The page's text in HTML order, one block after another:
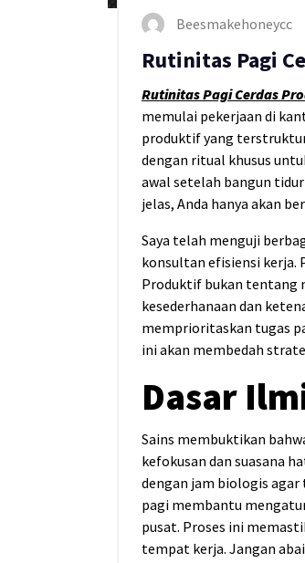
Beesmakehoneycc
Rutinitas Pagi
Rutinitas Pagi Cerdas
memulai pekerjaan di
produktif yang terstruktur
dengan ritual khusus
awal setelah bangun
jelas, Anda hanya akan
Saya telah menguji
konsultan efisiensi kerja.
Produktif bukan tentang
kesederhanaan dan
memprioritaskan tugas
ini akan membedah
Dasar
Sains membuktikan
kefokusan dan suasana
dengan jam biologis agar
pagi membantu
pusat. Proses ini
tempat kerja. Jangan